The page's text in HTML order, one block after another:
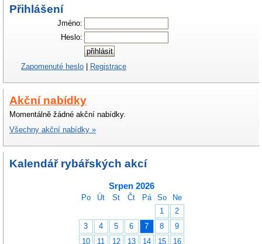
Přihlášení
Jméno:
Heslo:
Zapomenuté heslo Registrace
Akční nabídky
Momentálně žádné akční nabídky.
Všechny akční nabídky »
Kalendář rybářských akcí
Srpen 2026
Po Út St Čt Pá So
Ne
1
2
3
4 5 6 7 8
9
10
11 12 13 14 15 16